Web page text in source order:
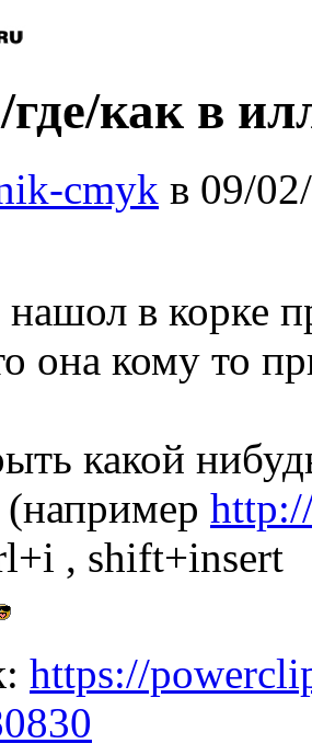
как в
cmyk в 09/
нашол в корке
она кому то
какой
, shift+insert
https://